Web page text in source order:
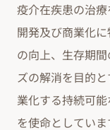
疫介在疾患の治
開発及び商業化
の向上、生存期
ズの解消を目的
業化する持続可
を使命としてい